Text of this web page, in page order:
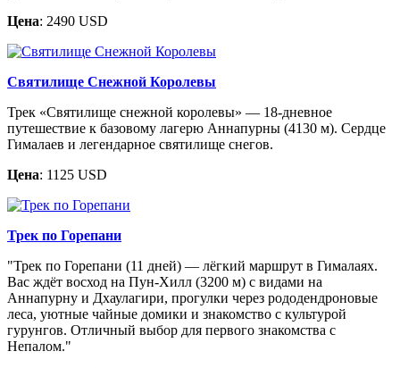
Цена: 2490 USD
Святилище Снежной Королевы
Трек «Святилище снежной королевы» — 18-дневное
путешествие к базовому лагерю Аннапурны (4130 м). Сердце
Гималаев и легендарное святилище снегов.
Цена: 1125 USD
Трек по Горепани
"Трек по Горепани (11 дней) — лёгкий маршрут в Гималаях.
Вас ждёт восход на Пун-Хилл (3200 м) с видами на
Аннапурну и Дхаулагири, прогулки через рододендроновые
леса, уютные чайные домики и знакомство с культурой
гурунгов. Отличный выбор для первого знакомства с
Непалом."